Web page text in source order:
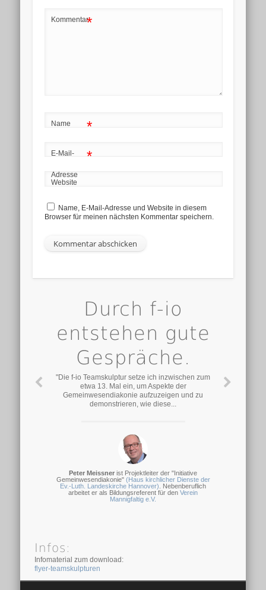
Kommentar*
Name *
E-Mail-
Adresse
*
Website
Name, E-Mail-Adresse und Website in diesem
Browser für meinen nächsten Kommentar speichern.
Durch f-io
entstehen gute
Gespräche.
"Die f-io Teamskulptur setze ich inzwischen zum
etwa 13. Mal ein, um Aspekte der
Gemeinwesendiakonie aufzuzeigen und zu
demonstrieren, wie diese...
Peter Meissner ist Projektleiter der "Initiative
Gemeinwesendiakonie" (Haus kirchlicher Dienste der
Ev.-Luth. Landeskirche Hannover) . Nebenberuflich
arbeitet er als Bildungsreferent für den Verein
Mannigfaltig e.V.
Infos:
Infomaterial zum download:
flyer-teamskulpturen